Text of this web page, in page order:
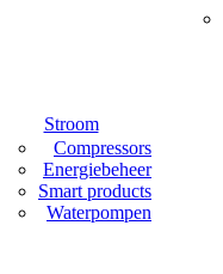
Stroom
Compressors
Energiebeheer
Smart products
Waterpompen